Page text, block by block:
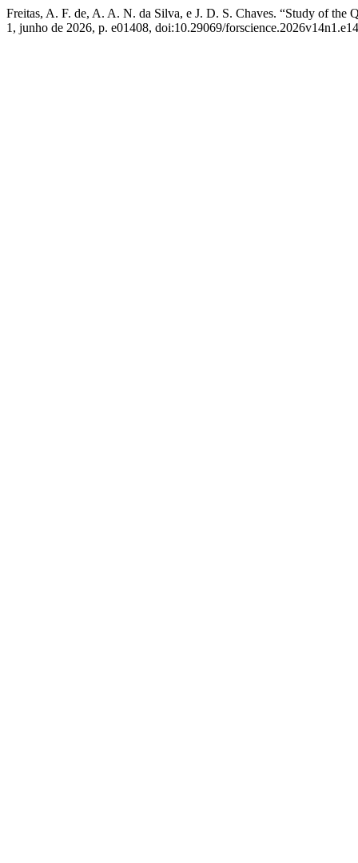
Freitas, A. F. de, A. A. N. da Silva, e J. D. S. Chaves. “Study of
1, junho de 2026, p. e01408, doi:10.29069/